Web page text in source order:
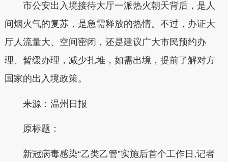
市公安出入境接待大厅一派热火朝天背后，是人
间烟火气的复苏，是急需释放的热情。不过，办证大
厅人流量大、空间密闭，还是建议广大市民预约办
理、暂缓办理，减少扎堆，如需出境，提前了解对方
国家的出入境政策。
来源：温州日报
原标题：
新冠病毒感染“乙类乙管”实施后首个工作日,记者